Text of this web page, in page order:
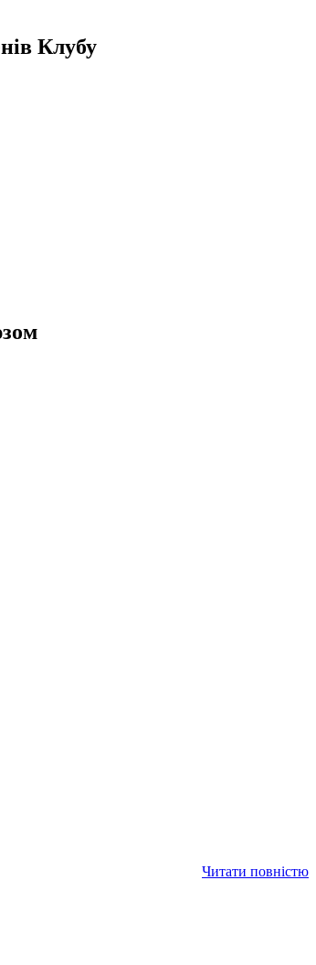
Клубу
Читати повністю